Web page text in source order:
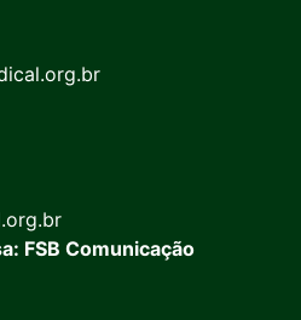
FSB Comunicação